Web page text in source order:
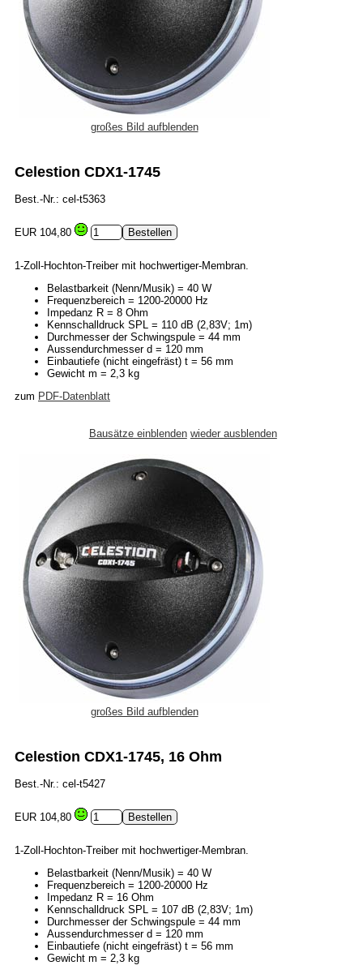
großes Bild aufblenden
Celestion CDX1-1745
Best.-Nr.: cel-t5363
EUR 104,80
1-Zoll-Hochton-Treiber mit hochwertiger-Membran.
Belastbarkeit (Nenn/Musik) = 40 W
Frequenzbereich = 1200-20000 Hz
Impedanz R = 8 Ohm
Kennschalldruck SPL = 110 dB (2,83V; 1m)
Durchmesser der Schwingspule = 44 mm
Aussendurchmesser d = 120 mm
Einbautiefe (nicht eingefräst) t = 56 mm
Gewicht m = 2,3 kg
zum PDF-Datenblatt
Bausätze einblenden wieder ausblenden
großes Bild aufblenden
Celestion CDX1-1745, 16 Ohm
Best.-Nr.: cel-t5427
EUR 104,80
1-Zoll-Hochton-Treiber mit hochwertiger-Membran.
Belastbarkeit (Nenn/Musik) = 40 W
Frequenzbereich = 1200-20000 Hz
Impedanz R = 16 Ohm
Kennschalldruck SPL = 107 dB (2,83V; 1m)
Durchmesser der Schwingspule = 44 mm
Aussendurchmesser d = 120 mm
Einbautiefe (nicht eingefräst) t = 56 mm
Gewicht m = 2,3 kg